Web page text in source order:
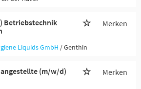
Betriebstechnik
Merken
Liquids GmbH / Genthin
(m/w/d) Merken